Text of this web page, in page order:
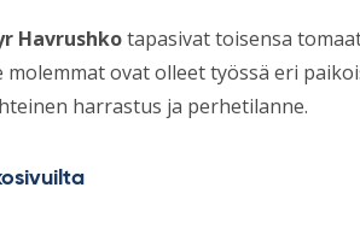
Havrushkotapasivat toisensa
ovat olleet työssä eri
harrastus ja perhetilanne.